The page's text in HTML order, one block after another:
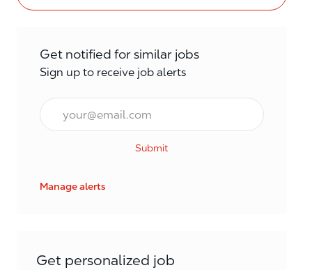
Get notified for similar jobs
Sign up to receive job alerts
Email*
Submit
Manage alerts
Get personalized job